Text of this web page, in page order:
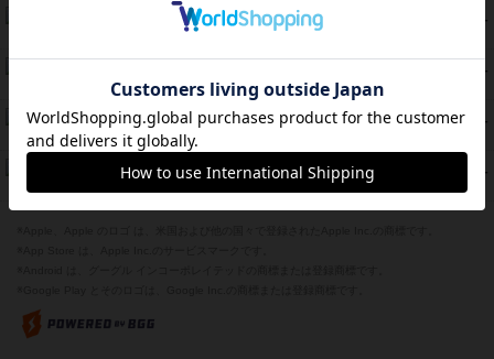
PT
Bitter End ブタペスト救出作戦
1件の投稿
PT
紹介文なし 1件の投稿
44 PT
ザ・フラッフィー・ライト
紹介文なし 0件の投稿
PT
ふたつの城の物語